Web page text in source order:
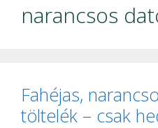
narancsos
Fahéjas,
töltelék – csak